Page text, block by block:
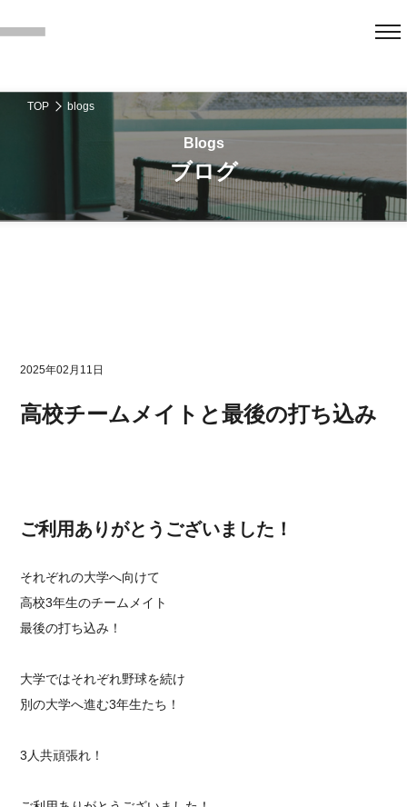
TOP blogs
ブログ
2025年02月11日
高校チームメイトと最後の打ち込み
ご利用ありがとうございました！
それぞれの大学へ向けて
高校3年生のチームメイト
最後の打ち込み！
大学ではそれぞれ野球を続け
別の大学へ進む3年生たち！
3人共頑張れ！